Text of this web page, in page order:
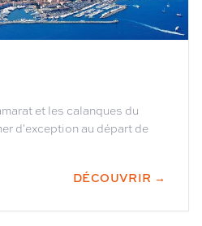
et les calanques du
d'exception au départ de
DÉCOUVRIR →